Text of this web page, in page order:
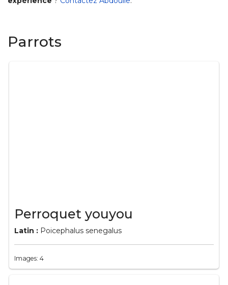
Parrots
Perroquet youyou
Latin : Poicephalus senegalus
Images: 4